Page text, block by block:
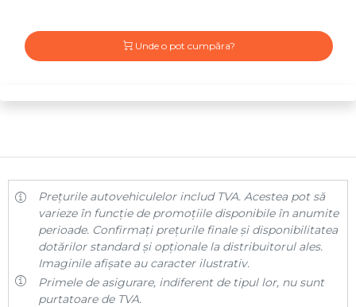
Unde o pot cumpăra?
Prețurile autovehiculelor includ TVA. Acestea pot să
varieze în funcție de promoțiile disponibile în anumite
perioade. Confirmați prețurile finale și disponibilitatea
dotărilor standard și opționale la distribuitorul ales.
Imaginile afișate au caracter ilustrativ.
Primele de asigurare, indiferent de tipul lor, nu sunt
purtatoare de TVA.